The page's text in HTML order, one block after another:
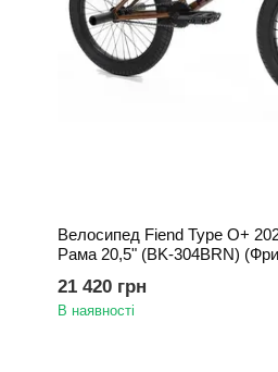
Велосипед Fiend Type O+
Рама 20,5" (BK-304BRN)
21 420 грн
В наявності